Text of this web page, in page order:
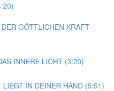
GÖTTLICHEN KRAFT
INNERE LICHT (3:20)
IN DEINER HAND (5:51)